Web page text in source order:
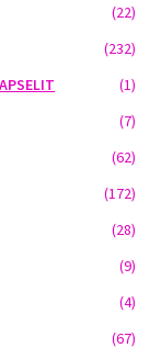
(22)
(232)
(1)
(7)
(62)
(172)
(28)
(9)
(4)
(67)